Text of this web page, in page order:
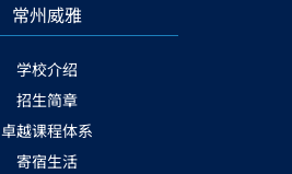
常州威雅
学校介绍
招生简章
卓越课程体系
寄宿生活